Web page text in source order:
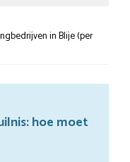
in Blije (per
hoe moet